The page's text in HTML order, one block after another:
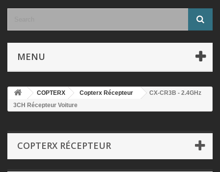
MENU
COPTERX Copterx Récepteur
CX-CR3B - 2.4GHz
3CH Récepteur Voiture
COPTERX RÉCEPTEUR